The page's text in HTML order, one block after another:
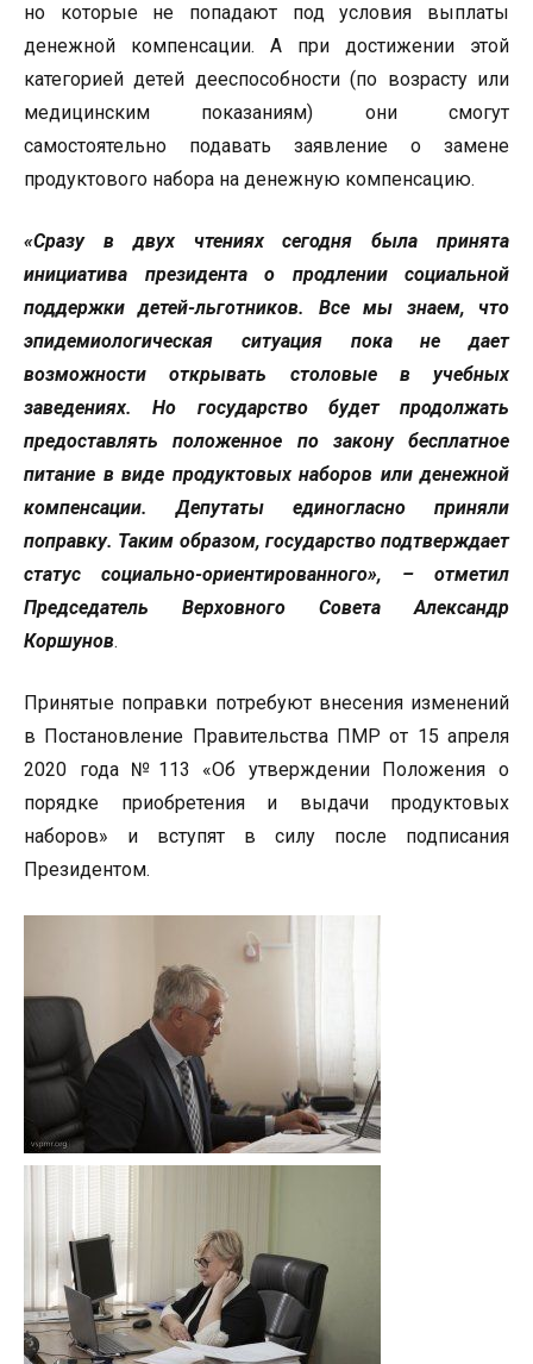
но которые не попадают под условия выплаты
денежной компенсации. А при достижении этой
категорией детей дееспособности (по возрасту или
медицинским показаниям) они смогут
самостоятельно подавать заявление о замене
продуктового набора на денежную компенсацию.
«Сразу в двух чтениях сегодня была принята
инициатива президента о продлении социальной
поддержки детей-льготников. Все мы знаем, что
эпидемиологическая ситуация пока не дает
возможности открывать столовые в учебных
заведениях. Но государство будет продолжать
предоставлять положенное по закону бесплатное
питание в виде продуктовых наборов или денежной
компенсации. Депутаты единогласно приняли
поправку. Таким образом, государство подтверждает
статус социально-ориентированного», – отметил
Председатель Верховного Совета Александр
Коршунов.
Принятые поправки потребуют внесения изменений
в Постановление Правительства ПМР от 15 апреля
2020 года №113 «Об утверждении Положения о
порядке приобретения и выдачи продуктовых
наборов» и вступят в силу после подписания
Президентом.